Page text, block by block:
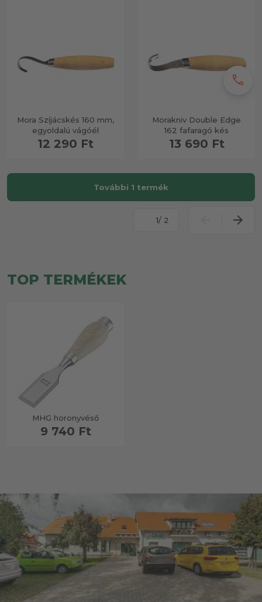
Mora Szíjácskés 160 mm,
egyoldalú vágóél
12 290 Ft
Morakniv Double Edge
162 fafaragó kés
13 690 Ft
További 1 termék
/ 2
TOP TERMÉKEK
MHG horonyvéső
9 740 Ft
call